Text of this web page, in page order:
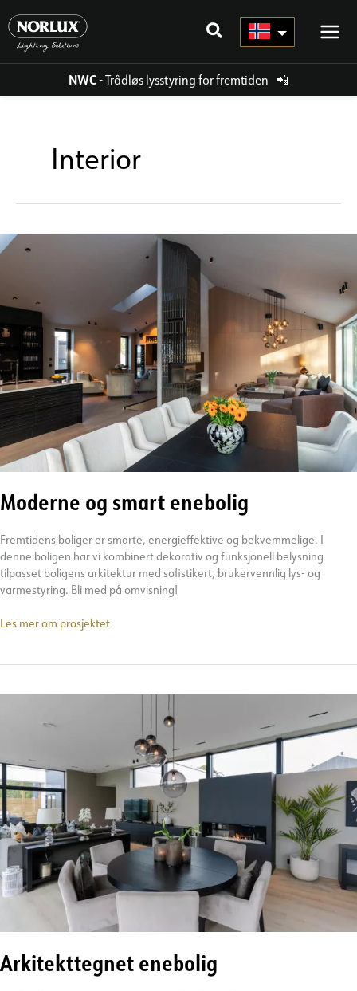
rett
innholdet
NWC- Trådløs lysstyring for fremtiden 📲
Interior
Moderne og smart enebolig
Fremtidens boliger er smarte, energieffektive og bekvemmelige. I
denne boligen har vi kombinert dekorativ og funksjonell belysning
tilpasset boligens arkitektur med sofistikert, brukervennlig lys- og
varmestyring. Bli med på omvisning!
Moderne
Les mer om prosjektet
Arkitekttegnet enebolig